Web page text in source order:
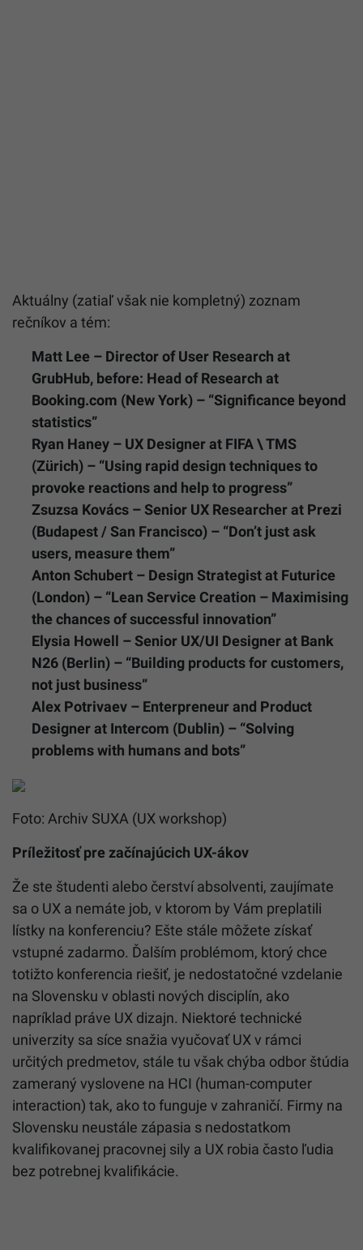
Aktuálny (zatiaľ však nie kompletný) zoznam
rečníkov a tém:
Matt Lee – Director of User Research at
GrubHub, before: Head of Research at
Booking.com (New York) – “Significance beyond
statistics”
Ryan Haney – UX Designer at FIFA \ TMS
(Zürich) – “Using rapid design techniques to
provoke reactions and help to progress”
Zsuzsa Kovács – Senior UX Researcher at Prezi
(Budapest / San Francisco) – “Don’t just ask
users, measure them”
Anton Schubert – Design Strategist at Futurice
(London) – “Lean Service Creation – Maximising
the chances of successful innovation”
Elysia Howell – Senior UX/UI Designer at Bank
N26 (Berlin) – “Building products for customers,
not just business”
Alex Potrivaev – Enterpreneur and Product
Designer at Intercom (Dublin) – “Solving
problems with humans and bots”
Foto: Archiv SUXA (UX workshop)
Príležitosť pre začínajúcich UX-ákov
Že ste študenti alebo čerství absolventi, zaujímate
sa o UX a nemáte job, v ktorom by Vám preplatili
lístky na konferenciu? Ešte stále môžete získať
vstupné zadarmo. Ďalším problémom, ktorý chce
totižto konferencia riešiť, je nedostatočné vzdelanie
na Slovensku v oblasti nových disciplín, ako
napríklad práve UX dizajn. Niektoré technické
univerzity sa síce snažia vyučovať UX v rámci
určitých predmetov, stále tu však chýba odbor štúdia
zameraný vyslovene na HCI (human-computer
interaction) tak, ako to funguje v zahraničí. Firmy na
Slovensku neustále zápasia s nedostatkom
kvalifikovanej pracovnej sily a UX robia často ľudia
bez potrebnej kvalifikácie.